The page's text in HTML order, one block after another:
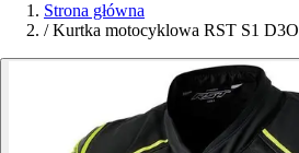
Strona główna
/ Kurtka motocyklowa RST S1 D3O